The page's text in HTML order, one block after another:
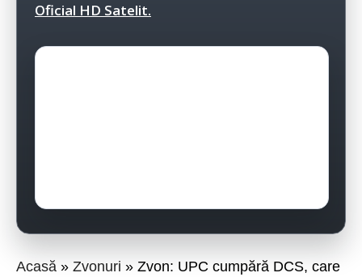
Oficial HD Satelit.
Acasă Zvonuri
Zvon: UPC cumpără DCS, care